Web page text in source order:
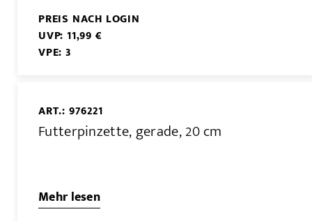
PREIS NACH LOGIN
UVP: 11,99 €
VPE: 3
ART.: 976221
Futterpinzette, gerade, 20 cm
Mehr lesen